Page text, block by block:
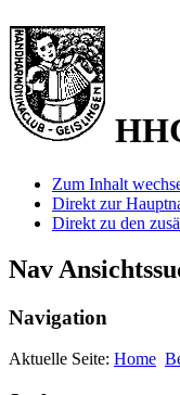
Zum Inhalt
Direkt zur
Direkt zu den
Nav
Navigation
Aktuelle Seite: Home